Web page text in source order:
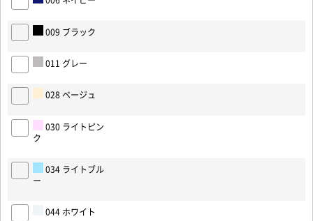
009 ブラック
011 グレー
028 ベージュ
030 ライトピン
ク
034 ライトブル
ー
044 ホワイト